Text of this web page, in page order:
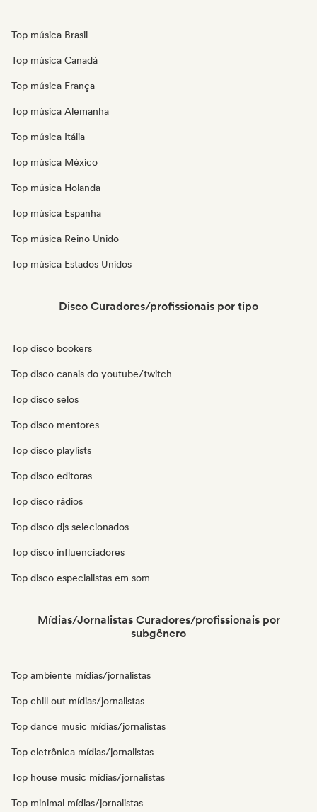
Top música Brasil
Top música Canadá
Top música França
Top música Alemanha
Top música Itália
Top música México
Top música Holanda
Top música Espanha
Top música Reino Unido
Top música Estados Unidos
Disco Curadores/profissionais por tipo
Top disco bookers
Top disco canais do youtube/twitch
Top disco selos
Top disco mentores
Top disco playlists
Top disco editoras
Top disco rádios
Top disco djs selecionados
Top disco influenciadores
Top disco especialistas em som
Mídias/Jornalistas Curadores/profissionais por
subgênero
Top ambiente mídias/jornalistas
Top chill out mídias/jornalistas
Top dance music mídias/jornalistas
Top eletrônica mídias/jornalistas
Top house music mídias/jornalistas
Top minimal mídias/jornalistas